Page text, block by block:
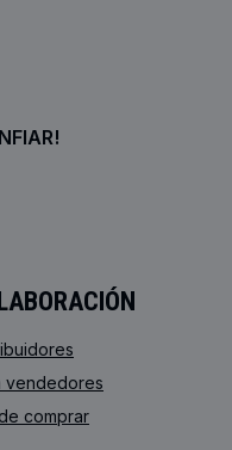
vendedores
comprar